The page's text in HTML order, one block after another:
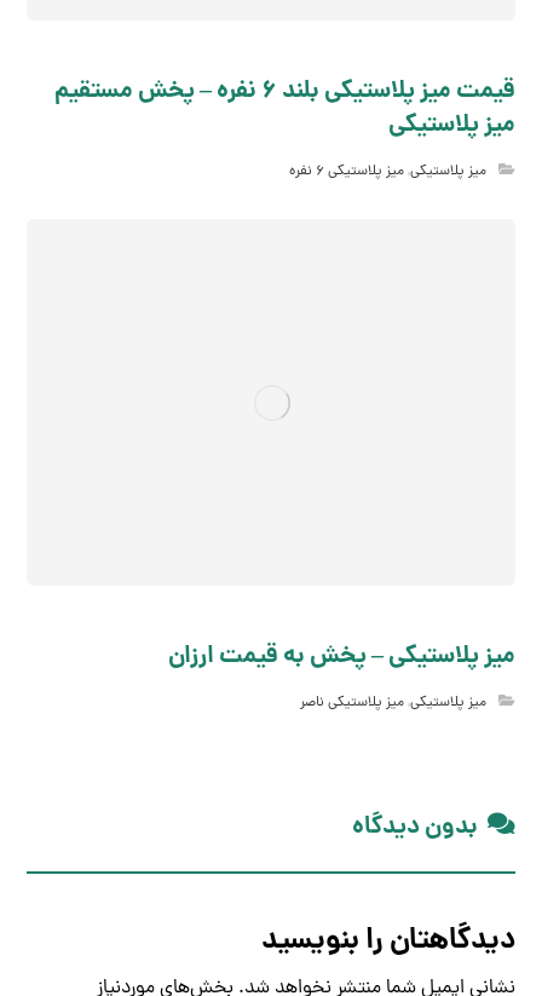
قیمت میز پلاستیکی بلند 6 نفره – پخش مستقیم
میز پلاستیکی
میز پلاستیکی,میز پلاستیکی 6 نفره
میز پلاستیکی – پخش به قیمت ارزان
میز پلاستیکی,میز پلاستیکی ناصر
بدون دیدگاه
دیدگاهتان را بنویسید
نشانی ایمیل شما منتشر نخواهد شد. بخش‌های موردنیاز